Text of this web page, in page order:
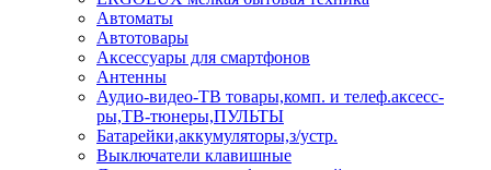
Автоматы
Автотовары
Аксессуары для смартфонов
Антенны
Аудио-видео-ТВ товары,комп. и телеф.аксесс-
ры,ТВ-тюнеры,ПУЛЬТЫ
Батарейки,аккумуляторы,з/устр.
Выключатели клавишные